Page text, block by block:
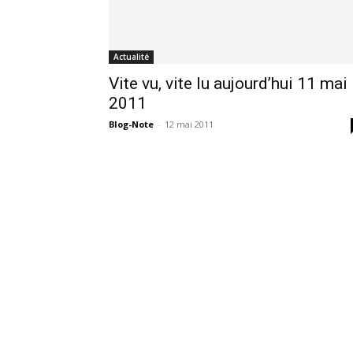
Actualité
Vite vu, vite lu aujourd’hui 11 mai
2011
Blog-Note - 12 mai 2011